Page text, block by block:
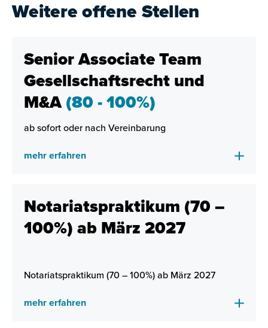
Weitere offene Stellen
Senior Associate Team
Gesellschaftsrecht und
M&A(80 - 100%)
ab sofort oder nach Vereinbarung
mehr erfahren
Notariatspraktikum (70 –
100%) ab März 2027
Notariatspraktikum (70 – 100%) ab März 2027
mehr erfahren